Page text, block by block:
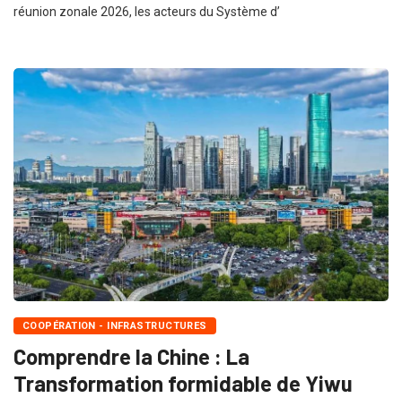
réunion zonale 2026, les acteurs du Système d’
COOPÉRATION - INFRASTRUCTURES
Comprendre la Chine : La
Transformation formidable de Yiwu